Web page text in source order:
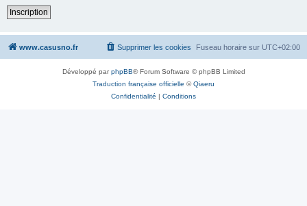
Inscription
www.casusno.fr Fuseau horaire sur UTC+02:00
Supprimer les cookies
Développé parphpBB® Forum Software © phpBB Limited
Traduction française officielle ©Qiaeru
Confidentialité | Conditions